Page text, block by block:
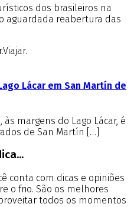
dos brasileiros na
aguardada reabertura das
Lácar em San Martín de
margens do Lago Lácar, é
de San Martín […]
conta com dicas e opiniões
o frio. São os melhores
todos os momentos